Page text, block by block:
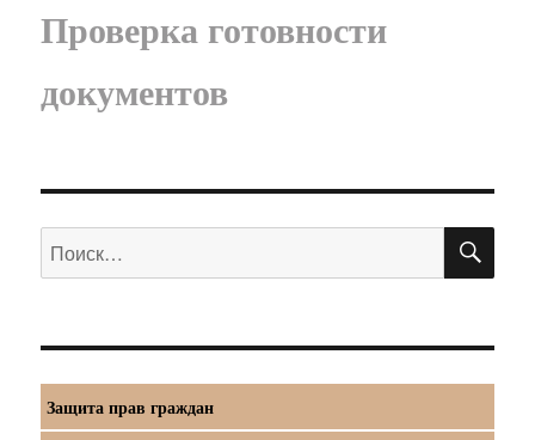
Проверка готовности
документов
Искать:
Защита прав граждан